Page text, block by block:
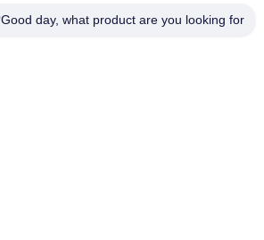
Good day, what product are you looking for?